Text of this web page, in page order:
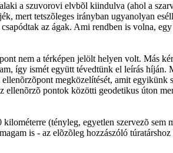
a szuvorovi elvbõl kiindulva (ahol a
mert tetszõleges irányban ugyanolyan
az ágak. Ami rendben is volna,
nem a térképen jelölt helyen volt. Más
így ismét együtt tévedtünk el leírás
megközelítését, amit
ellenõrzõ pontok közötti geodetikus úton
kilométerre (tényleg, egyetlen szervezõ
is - az elõzõleg hozzászóló